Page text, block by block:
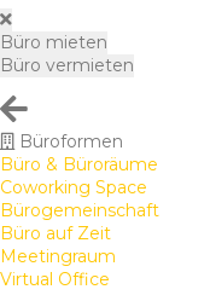
Büro mieten
Büro vermieten
Büroformen
Büro & Büroräume
Coworking Space
Bürogemeinschaft
Büro auf Zeit
Meetingraum
Virtual Office